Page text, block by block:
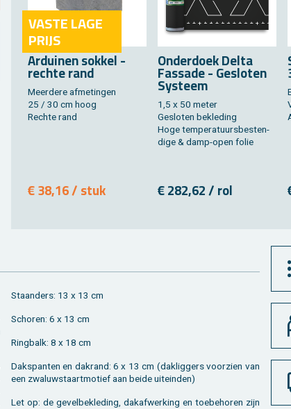
VASTE LAGE
PRIJS
Ar­dui­nen sok­kel -
rech­te rand
Meer­de­re af­me­tin­gen
25 / 30 cm hoog
Rech­te rand
€ 38,16 / stuk
On­der­doek Delta
Fas­sa­de - Ge­slo­ten
Sys­teem
1,5 x 50 meter
Ge­slo­ten be­kle­ding
Hoge tem­pe­ra­tuurs­be­sten­
di­ge & damp-open folie
€ 282,62 / rol
Staan­ders: 13 x 13 cm
Scho­ren: 6 x 13 cm
Ring­balk: 8 x 18 cm
Dakspan­ten en dak­rand: 6 x 13 cm (dak­lig­gers voor­zien van
een zwa­luw­staart­mo­tief aan beide uit­ein­den)
Let op: de ge­vel­be­kle­ding, dak­af­wer­king en toe­behoren zijn